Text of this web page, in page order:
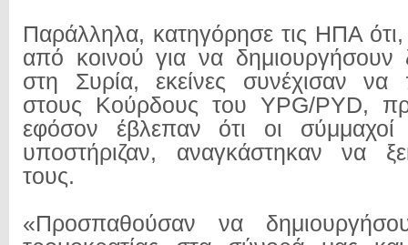
Παράλληλα, κατηγόρησε τις ΗΠΑ
από κοινού για να δημιουργήσουν
στη Συρία, εκείνες συνέχισαν
στους Κούρδους του YPG/PYD,
εφόσον έβλεπαν ότι οι
υποστήριζαν, αναγκάστηκαν να
τους.
«Προσπαθούσαν να